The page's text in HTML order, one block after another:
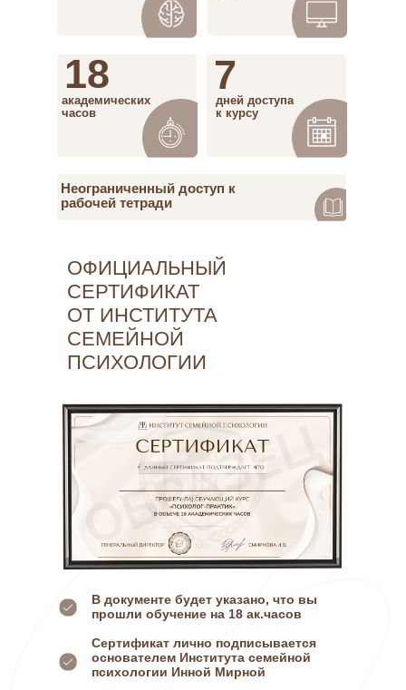
ОФИЦИАЛЬНЫЙ
СЕРТИФИКАТ
ОТ ИНСТИТУТА
СЕМЕЙНОЙ
ПСИХОЛОГИИ
В документе будет указано, что вы
прошли обучение на 18 ак.часов
Сертификат лично подписывается
основателем Института семейной
психологии Инной Мирной
18 7
дней доступа
к курсу
Неограниченный доступ к
рабочей тетради
академических
часов